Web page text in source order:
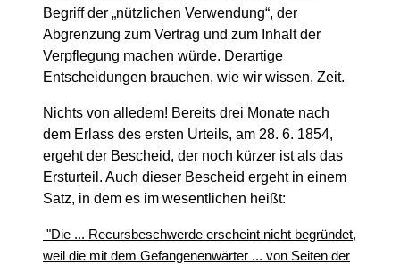
Begriff der „nützlichen Verwendung“, der
Abgrenzung zum Vertrag und zum Inhalt der
Verpflegung machen würde. Derartige
Entscheidungen brauchen, wie wir wissen, Zeit.
Nichts von alledem! Bereits drei Monate nach
dem Erlass des ersten Urteils, am 28. 6. 1854,
ergeht der Bescheid, der noch kürzer ist als das
Ersturteil. Auch dieser Bescheid ergeht in einem
Satz, in dem es im wesentlichen heißt:
"Die ... Recursbeschwerde erscheint nicht begründet,
weil die mit dem Gefangenenwärter ... von Seiten der